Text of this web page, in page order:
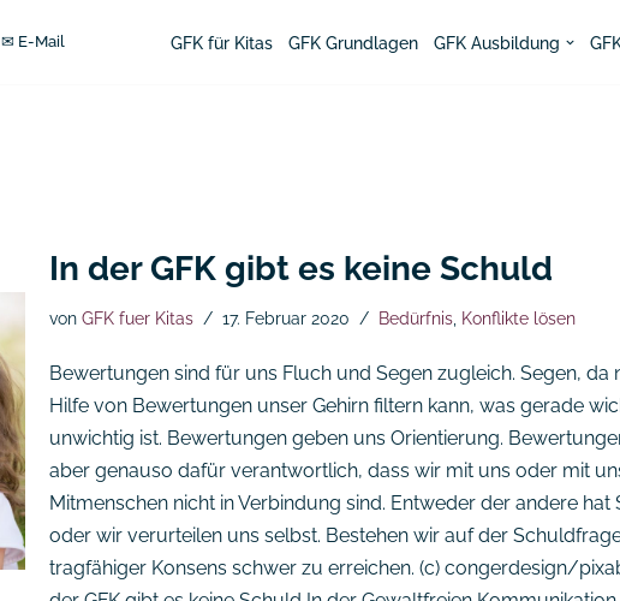
✉ E-Mail GFK für Kitas GFK Grundlagen GFK Ausbildung
In der GFK gibt es keine Schuld
von GFK fuer Kitas 17. Februar 2020 Bedürfnis, Konflikte lösen
Bewertungen sind für uns Fluch und Segen zugleich. Segen, da
Hilfe von Bewertungen unser Gehirn filtern kann, was gerade
unwichtig ist. Bewertungen geben uns Orientierung.
aber genauso dafür verantwortlich, dass wir mit uns oder mit
Mitmenschen nicht in Verbindung sind. Entweder der andere hat
oder wir verurteilen uns selbst. Bestehen wir auf der
tragfähiger Konsens schwer zu erreichen. (c) congerdesign/